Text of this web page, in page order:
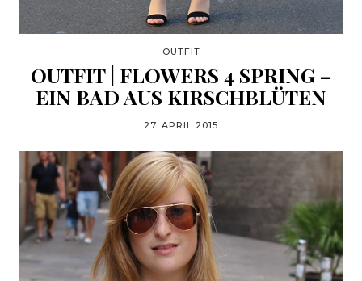
OUTFIT
OUTFIT | FLOWERS 4 SPRING –
EIN BAD AUS KIRSCHBLÜTEN
27. APRIL 2015